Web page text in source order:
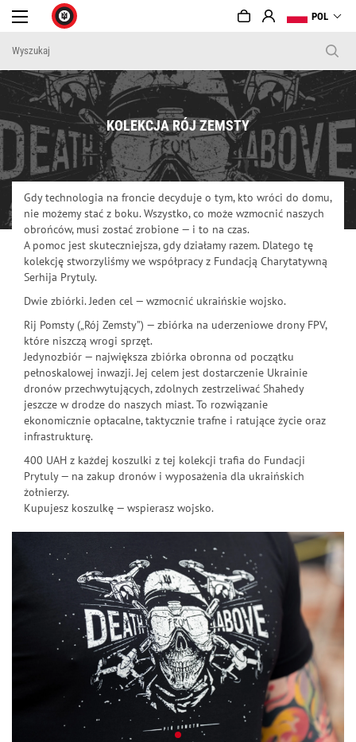
POL
KOLEKCJA RÓJ ZEMSTY
Gdy technologia na froncie decyduje o tym, kto wróci do domu,
nie możemy stać z boku. Wszystko, co może wzmocnić naszych
obrońców, musi zostać zrobione — i to na czas.
A pomoc jest skuteczniejsza, gdy działamy razem. Dlatego tę
kolekcję stworzyliśmy we współpracy z Fundacją Charytatywną
Serhija Prytuly.
Dwie zbiórki. Jeden cel — wzmocnić ukraińskie wojsko.
Rij Pomsty („Rój Zemsty”) — zbiórka na uderzeniowe drony FPV,
które niszczą wrogi sprzęt.
Jedynozbiór — największa zbiórka obronna od początku
pełnoskalowej inwazji. Jej celem jest dostarczenie Ukrainie
dronów przechwytujących, zdolnych zestrzeliwać Shahedy
jeszcze w drodze do naszych miast. To rozwiązanie
ekonomicznie opłacalne, taktycznie trafne i ratujące życie oraz
infrastrukturę.
400 UAH z każdej koszulki z tej kolekcji trafia do Fundacji
Prytuly — na zakup dronów i wyposażenia dla ukraińskich
żołnierzy.
Kupujesz koszulkę — wspierasz wojsko.